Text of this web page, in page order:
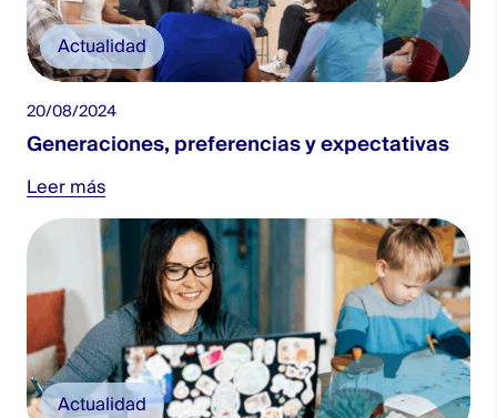
Actualidad
20/08/2024
Generaciones, preferencias y expectativas
Leer más
Actualidad